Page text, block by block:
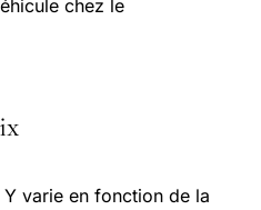
chez le
Y varie en fonction de la